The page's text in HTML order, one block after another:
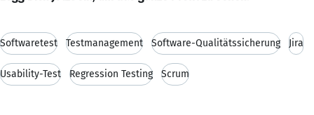
Softwaretest Testmanagement Software-Qualitätssicherung Jira
Usability-Test Regression Testing Scrum